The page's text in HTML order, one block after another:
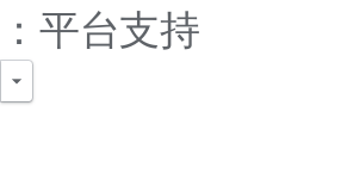
平台支持